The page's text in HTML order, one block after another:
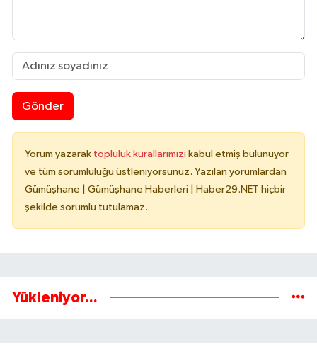
Gönder
Yorum yazarak topluluk kurallarımızı kabul etmiş bulunuyor
ve tüm sorumluluğu üstleniyorsunuz. Yazılan yorumlardan
Gümüşhane | Gümüşhane Haberleri | Haber29.NET hiçbir
şekilde sorumlu tutulamaz.
Yükleniyor...